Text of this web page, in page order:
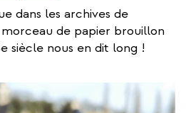
dans les archives de
morceau de papier brouillon
siècle nous en dit long !